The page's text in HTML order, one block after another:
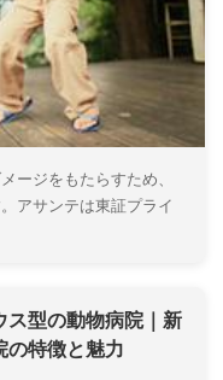
ージをもたらすため、
アサンテは東証プライ
ス型の動物病院｜新
の特徴と魅力